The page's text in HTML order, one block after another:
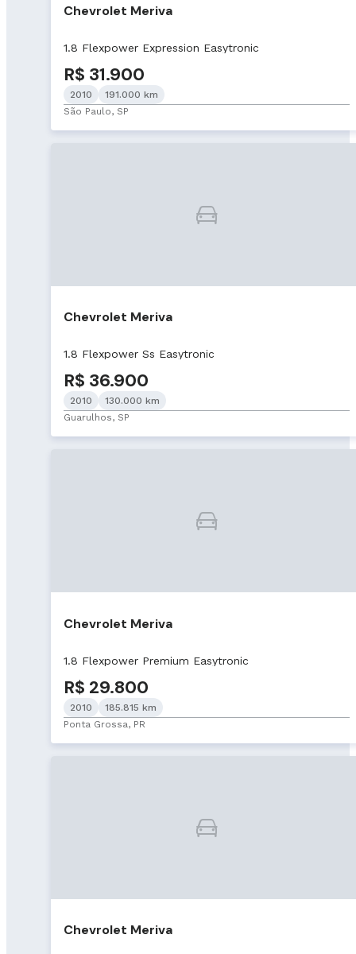
Chevrolet Meriva
1.8 Flexpower Expression Easytronic
R$ 31.900
2010
191.000 km
São Paulo, SP
Chevrolet Meriva
1.8 Flexpower Ss Easytronic
R$ 36.900
2010
130.000 km
Guarulhos, SP
Chevrolet Meriva
1.8 Flexpower Premium Easytronic
R$ 29.800
2010
185.815 km
Ponta Grossa, PR
Chevrolet Meriva